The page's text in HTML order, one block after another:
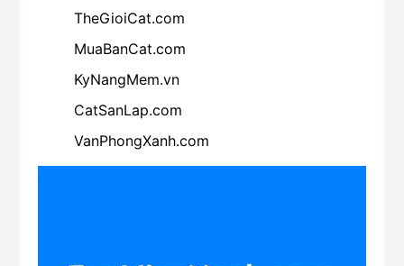
TheGioiCat.com
MuaBanCat.com
KyNangMem.vn
CatSanLap.com
VanPhongXanh.com